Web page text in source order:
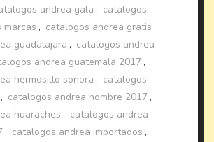
andrea gala , catalogos
marcas , catalogos andrea gratis ,
guadalajara , catalogos andrea
andrea guatemala 2017 ,
hermosillo sonora , catalogos
, catalogos andrea hombre 2017 ,
huaraches , catalogos andrea
, catalogos andrea importados ,